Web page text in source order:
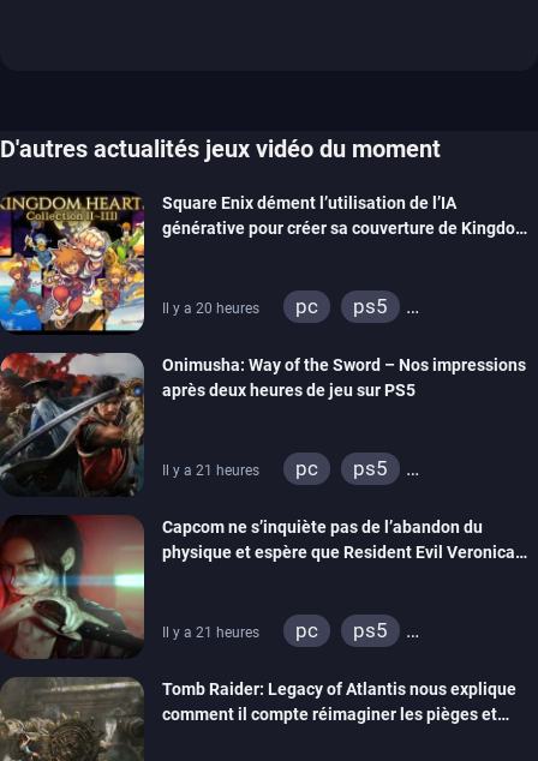
D'autres actualités jeux vidéo du moment
Square Enix dément l’utilisation de l’IA
générative pour créer sa couverture de Kingdom
Il y a 20 heures pc
ps5
Onimusha: Way of the Sword – Nos impressions
après deux heures de jeu sur PS5
Il y a 21 heures pc
ps5
Capcom ne s’inquiète pas de l’abandon du
physique et espère que Resident Evil Veronica
Il y a 21 heures pc
ps5
Tomb Raider: Legacy of Atlantis nous explique
comment il compte réimaginer les pièges et